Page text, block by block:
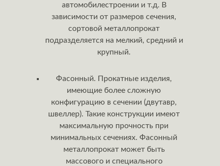
автомобилестроении и т.д. В
зависимости от размеров сечения,
сортовой металлопрокат
подразделяется на мелкий, средний и
крупный.
Фасонный. Прокатные изделия,
имеющие более сложную
конфигурацию в сечении (двутавр,
швеллер). Такие конструкции имеют
максимальную прочность при
минимальных сечениях. Фасонный
металлопрокат может быть
массового и специального